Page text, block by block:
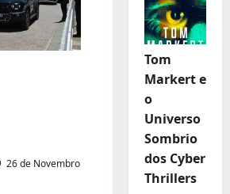
26 de Novembro
Tom
Markert e
o
Universo
Sombrio
dos Cyber
Thrillers